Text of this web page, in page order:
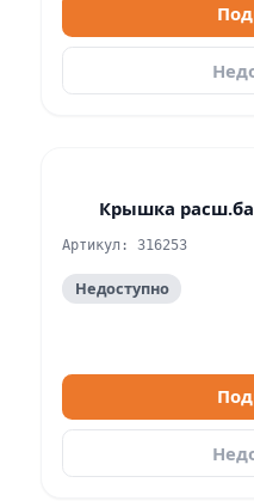
Крышка
Артикул: 316253
Недоступно